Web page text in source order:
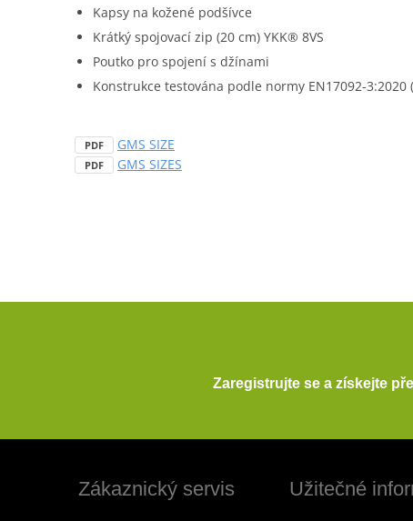
Kapsy na kožené podšívce
Krátký spojovací zip (20 cm) YKK® 8VS
Poutko pro spojení s džínami
Konstrukce testována podle normy EN17092-3:2020
PDF GMS SIZE
PDF GMS SIZES
Zaregistrujte se a získejte
Zákaznický servis Užitečné